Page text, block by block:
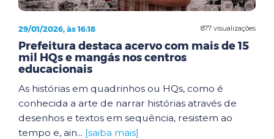
877 visualizações
29/01/2026, às 16:18
Prefeitura destaca acervo com mais de 15
mil HQs e mangás nos centros
educacionais
As histórias em quadrinhos ou HQs, como é
conhecida a arte de narrar histórias através de
desenhos e textos em sequência, resistem ao
tempo e, ain... [saiba mais]